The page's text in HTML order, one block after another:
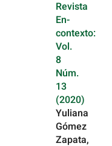
Revista
En-
contexto:
Vol.
8
Núm.
13
(2020)
Yuliana
Gómez
Zapata,